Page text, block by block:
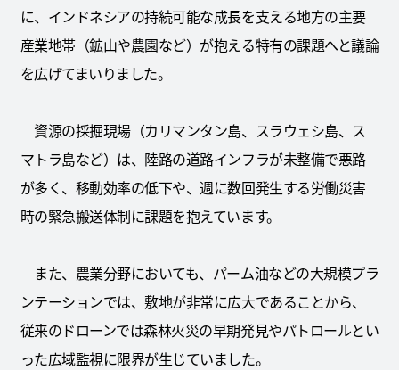
に、インドネシアの持続可能な成長を支える地方の主要
産業地帯（鉱山や農園など）が抱える特有の課題へと議論
を広げてまいりました。
資源の採掘現場（カリマンタン島、スラウェシ島、ス
マトラ島など）は、陸路の道路インフラが未整備で悪路
が多く、移動効率の低下や、週に数回発生する労働災害
時の緊急搬送体制に課題を抱えています。
また、農業分野においても、パーム油などの大規模プラ
ンテーションでは、敷地が非常に広大であることから、
従来のドローンでは森林火災の早期発見やパトロールとい
った広域監視に限界が生じていました。